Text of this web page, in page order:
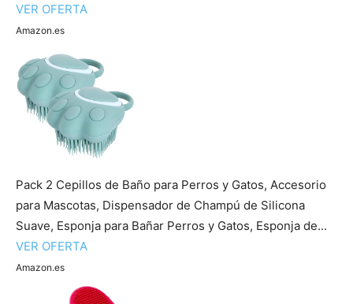
VER OFERTA
Amazon.es
Pack 2 Cepillos de Baño para Perros y Gatos, Accesorio
para Mascotas, Dispensador de Champú de Silicona
Suave, Esponja para Bañar Perros y Gatos, Esponja de...
VER OFERTA
Amazon.es